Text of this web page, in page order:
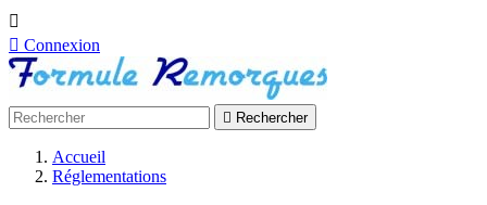

 Connexion
 Rechercher
Accueil
Réglementations